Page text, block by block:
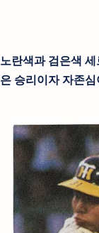
노란색과 검은색
은 승리이자 자존